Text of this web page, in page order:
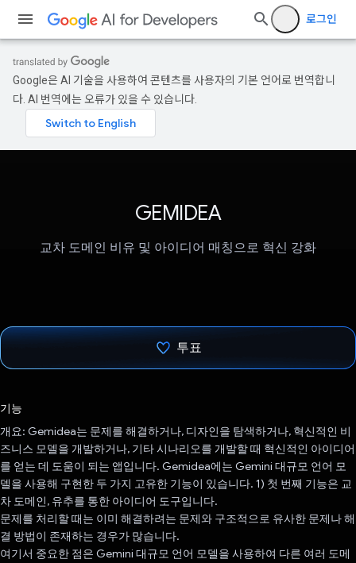
로그인
Google은 AI 기술을 사용하여 콘텐츠를 사용자의 기본 언어로 번역합니
다. AI 번역에는 오류가 있을 수 있습니다.
GEMIDEA
교차 도메인 비유 및 아이디어 매칭으로 혁신 강화
투표
기능
개요: Gemidea는 문제를 해결하거나, 디자인을 탐색하거나, 혁신적인 비
즈니스 모델을 개발하거나, 기타 시나리오를 개발할 때 혁신적인 아이디어
를 얻는 데 도움이 되는 앱입니다. Gemidea에는 Gemini 대규모 언어 모
델을 사용해 구현한 두 가지 고유한 기능이 있습니다. 1) 첫 번째 기능은 교
차 도메인, 유추를 통한 아이디어 도구입니다.
문제를 처리할 때는 이미 해결하려는 문제와 구조적으로 유사한 문제나 해
결 방법이 존재하는 경우가 많습니다.
여기서 중요한 점은 Gemini 대규모 언어 모델을 사용하여 다른 여러 도메